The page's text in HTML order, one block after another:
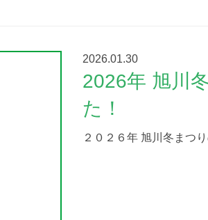
2026.01.30
2026年 旭川
た！
２０２６年 旭川冬まつ